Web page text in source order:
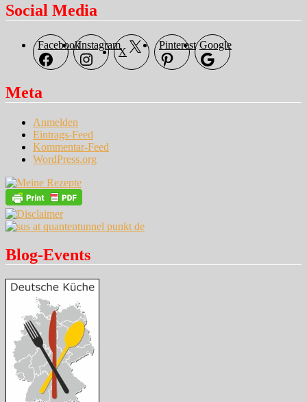
Social Media
FacebookInstagram
X
Pinterest Google
Meta
Anmelden
Eintrags-Feed
Kommentar-Feed
WordPress.org
Blog-Events